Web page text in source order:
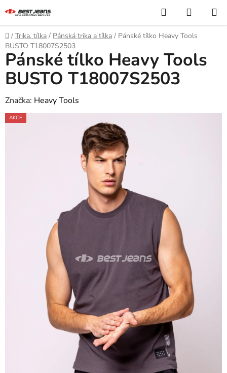
na
obsah
Hledat
KOŠÍK
Domů
/ Trika, tílka / Pánská trika a tílka / Pánské tílko Heavy Tools
BUSTO T18007S2503
Pánské tílko Heavy Tools
BUSTO T18007S2503
Značka: Heavy Tools
AKCE